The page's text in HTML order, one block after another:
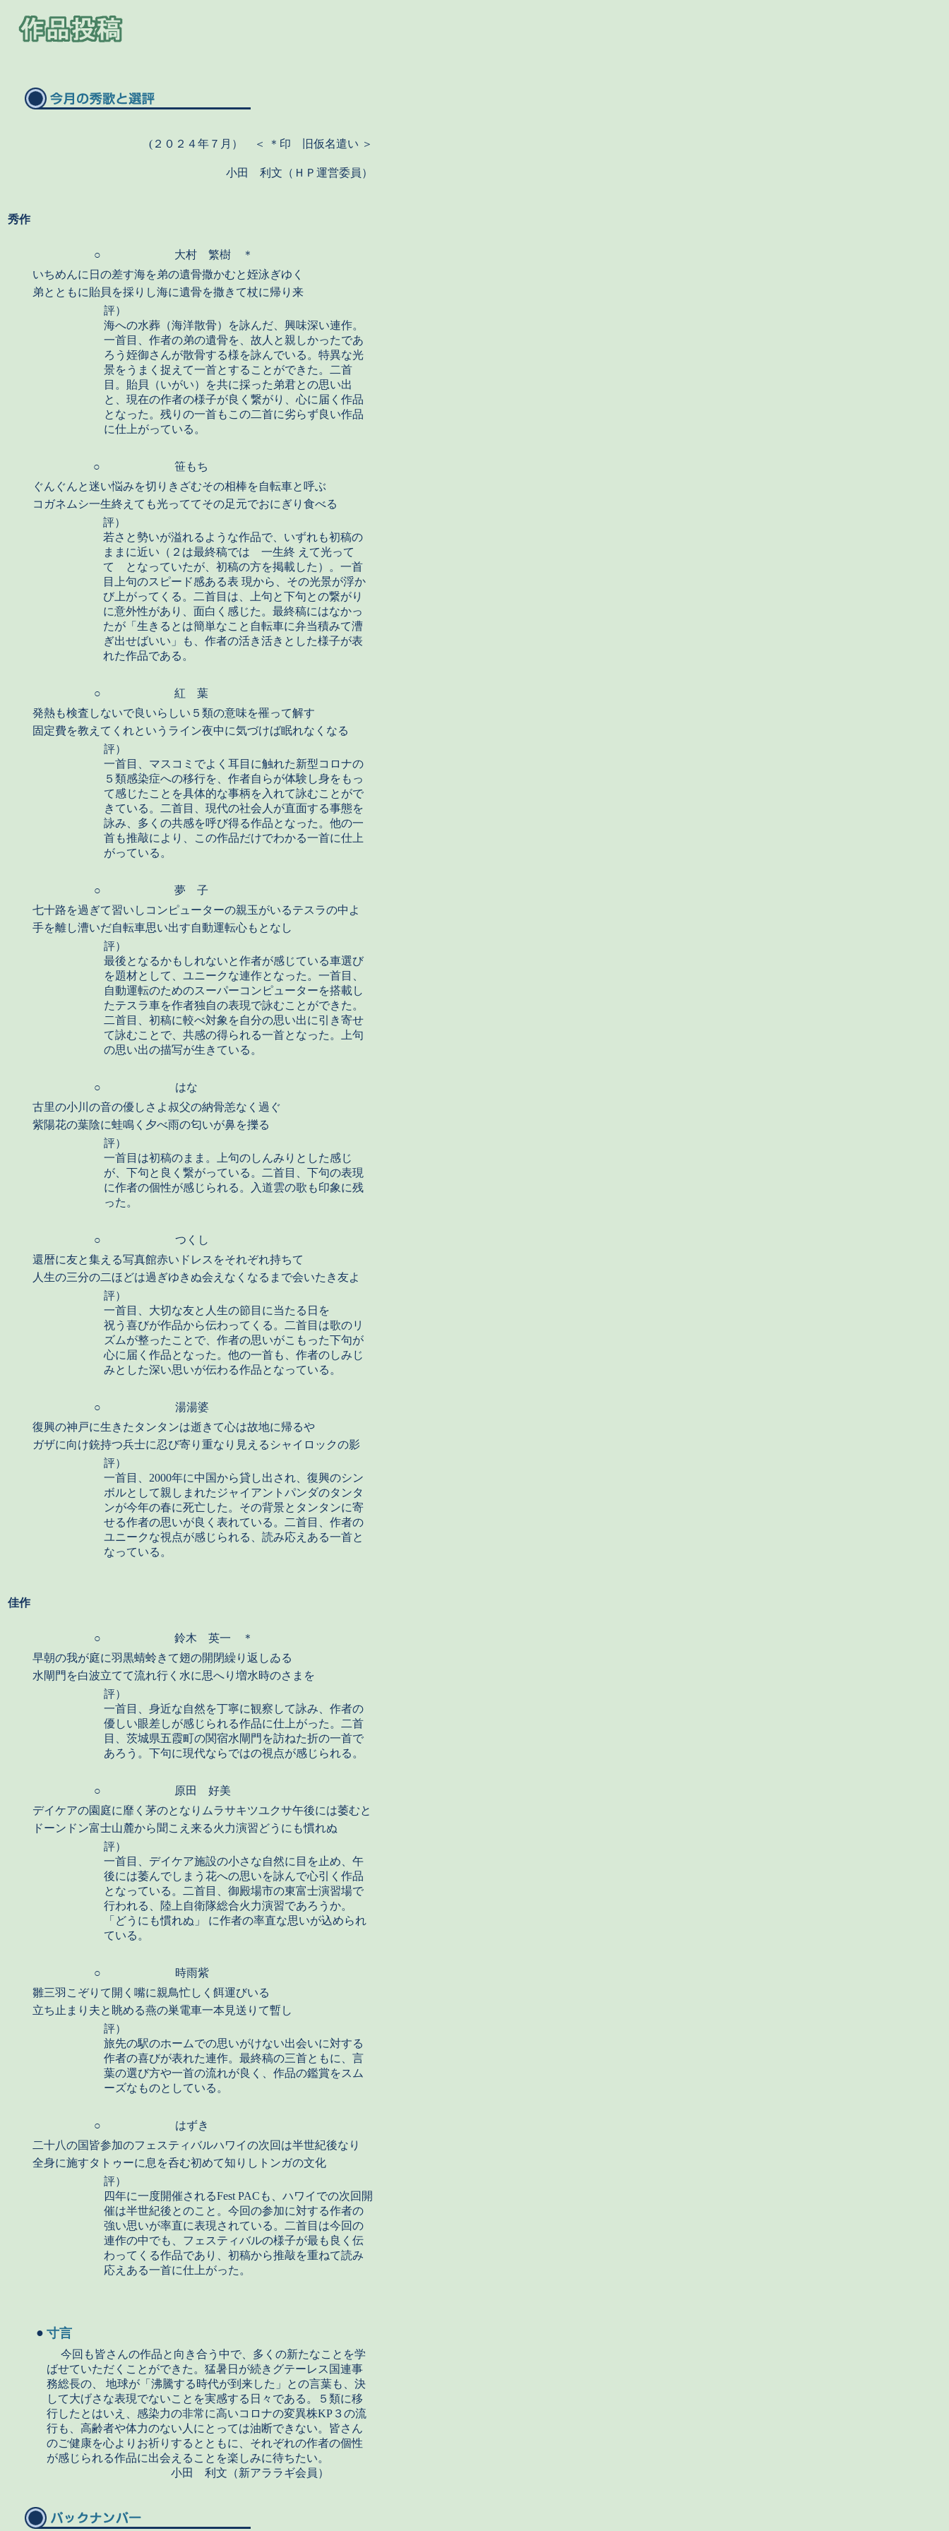
(２０２４年７月） ＜ ＊印 旧仮名遣い ＞
小田 利文（ＨＰ運営委員）
秀作
○
大村 繁樹 ＊
いちめんに日の差す海を弟の遺骨撒かむと姪泳ぎゆく
弟とともに貽貝を採りし海に遺骨を撒きて杖に帰り来
評）
海への水葬（海洋散骨）を詠んだ、興味深い連作。
一首目、作者の弟の遺骨を、故人と親しかったであ
ろう姪御さんが散骨する様を詠んでいる。特異な光
景をうまく捉えて一首とすることができた。二首
目。貽貝（いがい）を共に採った弟君との思い出
と、現在の作者の様子が良く繋がり、心に届く作品
となった。残りの一首もこの二首に劣らず良い作品
に仕上がっている。
○
笹もち
ぐんぐんと迷い悩みを切りきざむその相棒を自転車と呼ぶ
コガネムシ一生終えても光っててその足元でおにぎり食べる
評）
若さと勢いが溢れるような作品で、いずれも初稿の
ままに近い（２は最終稿では 一生終 えて光って
て となっていたが、初稿の方を掲載した）。一首
目上句のスピード感ある表 現から、その光景が浮か
び上がってくる。二首目は、上句と下句との繋がり
に意外性があり、面白く感じた。最終稿にはなかっ
たが「生きるとは簡単なこと自転車に弁当積みて漕
ぎ出せばいい」も、作者の活き活きとした様子が表
れた作品である。
○
紅 葉
発熱も検査しないで良いらしい５類の意味を罹って解す
固定費を教えてくれというライン夜中に気づけば眠れなくなる
評）
一首目、マスコミでよく耳目に触れた新型コロナの
５類感染症への移行を、作者自らが体験し身をもっ
て感じたことを具体的な事柄を入れて詠むことがで
きている。二首目、現代の社会人が直面する事態を
詠み、多くの共感を呼び得る作品となった。他の一
首も推敲により、この作品だけでわかる一首に仕上
がっている。
○
夢 子
七十路を過ぎて習いしコンピューターの親玉がいるテスラの中よ
手を離し漕いだ自転車思い出す自動運転心もとなし
評）
最後となるかもしれないと作者が感じている車選び
を題材として、ユニークな連作となった。一首目、
自動運転のためのスーパーコンピューターを搭載し
たテスラ車を作者独自の表現で詠むことができた。
二首目、初稿に較べ対象を自分の思い出に引き寄せ
て詠むことで、共感の得られる一首となった。上句
の思い出の描写が生きている。
○
はな
古里の小川の音の優しさよ叔父の納骨恙なく過ぐ
紫陽花の葉陰に蛙鳴く夕べ雨の匂いが鼻を擽る
評）
一首目は初稿のまま。上句のしんみりとした感じ
が、下句と良く繋がっている。二首目、下句の表現
に作者の個性が感じられる。入道雲の歌も印象に残
った。
○
つくし
還暦に友と集える写真館赤いドレスをそれぞれ持ちて
人生の三分の二ほどは過ぎゆきぬ会えなくなるまで会いたき友よ
評）
一首目、大切な友と人生の節目に当たる日を
祝う喜びが作品から伝わってくる。二首目は歌のリ
ズムが整ったことで、作者の思いがこもった下句が
心に届く作品となった。他の一首も、作者のしみじ
みとした深い思いが伝わる作品となっている。
○
湯湯婆
復興の神戸に生きたタンタンは逝きて心は故地に帰るや
ガザに向け銃持つ兵士に忍び寄り重なり見えるシャイロックの影
評）
一首目、2000年に中国から貸し出され、復興のシン
ボルとして親しまれたジャイアントパンダのタンタ
ンが今年の春に死亡した。その背景とタンタンに寄
せる作者の思いが良く表れている。二首目、作者の
ユニークな視点が感じられる、読み応えある一首と
なっている。
佳作
○
鈴木 英一 ＊
早朝の我が庭に羽黒蜻蛉きて翅の開閉繰り返しゐる
水閘門を白波立てて流れ行く水に思へり増水時のさまを
評）
一首目、身近な自然を丁寧に観察して詠み、作者の
優しい眼差しが感じられる作品に仕上がった。二首
目、茨城県五霞町の関宿水閘門を訪ねた折の一首で
あろう。下句に現代ならではの視点が感じられる。
○
原田 好美
デイケアの園庭に靡く茅のとなりムラサキツユクサ午後には萎むと
ドーンドン富士山麓から聞こえ来る火力演習どうにも慣れぬ
評）
一首目、デイケア施設の小さな自然に目を止め、午
後には萎んでしまう花への思いを詠んで心引く作品
となっている。二首目、御殿場市の東富士演習場で
行われる、陸上自衛隊総合火力演習であろうか。
「どうにも慣れぬ」 に作者の率直な思いが込められ
ている。
○
時雨紫
雛三羽こぞりて開く嘴に親鳥忙しく餌運びいる
立ち止まり夫と眺める燕の巣電車一本見送りて暫し
評）
旅先の駅のホームでの思いがけない出会いに対する
作者の喜びが表れた連作。最終稿の三首ともに、言
葉の選び方や一首の流れが良く、作品の鑑賞をスム
ーズなものとしている。
○
はずき
二十八の国皆参加のフェスティバルハワイの次回は半世紀後なり
全身に施すタトゥーに息を呑む初めて知りしトンガの文化
評）
四年に一度開催されるFest PACも、ハワイでの次回開
催は半世紀後とのこと。今回の参加に対する作者の
強い思いが率直に表現されている。二首目は今回の
連作の中でも、フェスティバルの様子が最も良く伝
わってくる作品であり、初稿から推敲を重ねて読み
応えある一首に仕上がった。
● 寸言
今回も皆さんの作品と向き合う中で、多くの新たなことを学
ばせていただくことができた。猛暑日が続きグテーレス国連事
務総長の、 地球が「沸騰する時代が到来した」との言葉も、決
して大げさな表現でないことを実感する日々である。５類に移
行したとはいえ、感染力の非常に高いコロナの変異株KP３の流
行も、高齢者や体力のない人にとっては油断できない。皆さん
のご健康を心よりお祈りするとともに、それぞれの作者の個性
が感じられる作品に出会えることを楽しみに待ちたい。
小田 利文（新アララギ会員）